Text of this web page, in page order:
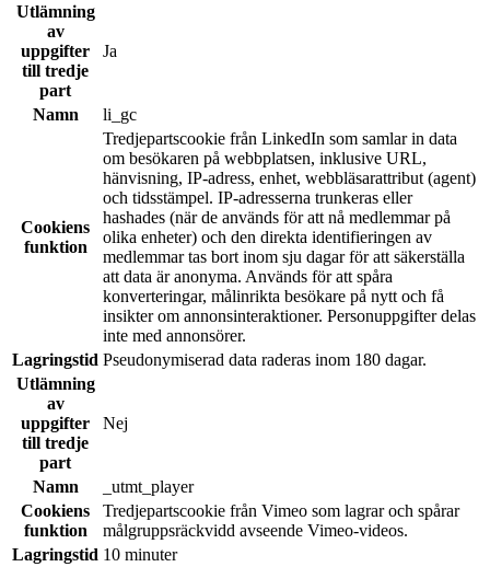
Utlämning
av
uppgifter
till tredje
part
Ja
Namn li_gc
Cookiens
funktion
Tredjepartscookie från LinkedIn som samlar in data
om besökaren på webbplatsen, inklusive URL,
hänvisning, IP-adress, enhet, webbläsarattribut (agent)
och tidsstämpel. IP-adresserna trunkeras eller
hashades (när de används för att nå medlemmar på
olika enheter) och den direkta identifieringen av
medlemmar tas bort inom sju dagar för att säkerställa
att data är anonyma. Används för att spåra
konverteringar, målinrikta besökare på nytt och få
insikter om annonsinteraktioner. Personuppgifter delas
inte med annonsörer.
Lagringstid Pseudonymiserad data raderas inom 180 dagar.
Utlämning
av
uppgifter
till tredje
part
Nej
Namn
_utmt_player
Cookiens
funktion
Tredjepartscookie från Vimeo som lagrar och spårar
målgruppsräckvidd avseende Vimeo-videos.
Lagringstid 10 minuter